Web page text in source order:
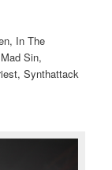
In The
Sin,
Synthattack